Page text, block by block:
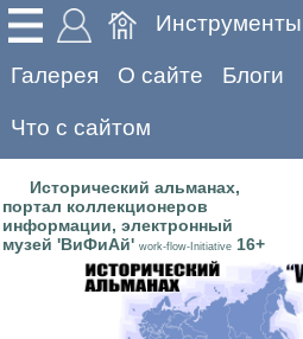
Инструменты
Галерея О сайте Блоги
Что с сайтом
Исторический альманах,
портал коллекционеров
информации, электронный
музей 'ВиФиАй' work-flow-Initiative 16+